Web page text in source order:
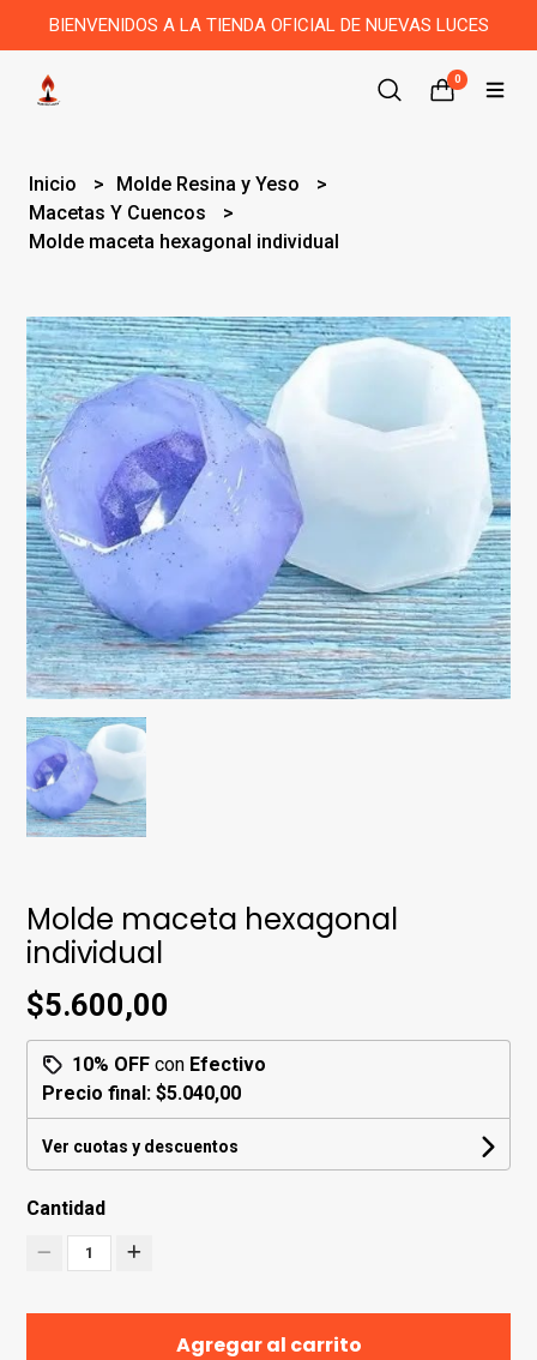
BIENVENIDOS A LA TIENDA OFICIAL DE NUEVAS LUCES
0
Inicio
Molde Resina y Yeso
Macetas Y Cuencos
Molde maceta hexagonal individual
Molde maceta hexagonal
individual
$5.600,00
10% OFF con Efectivo
Precio final:$5.040,00
Ver cuotas y descuentos
Cantidad
1
Agregar al carrito